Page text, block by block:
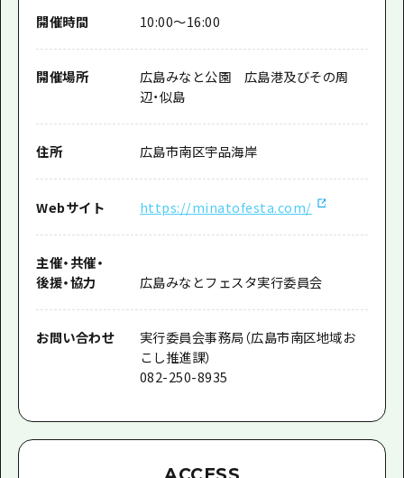
開催時間 10:00～16:00
開催場所
広島みなと公園 広島港及びその周
辺・似島
住所 広島市南区宇品海岸
Webサイト https://minatofesta.com/
主催・共催・
後援・協力 広島みなとフェスタ実行委員会
お問い合わせ
実行委員会事務局（広島市南区地域お
こし推進課）
082-250-8935